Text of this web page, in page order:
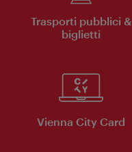
Trasporti pubblici &
biglietti
Vienna City Card